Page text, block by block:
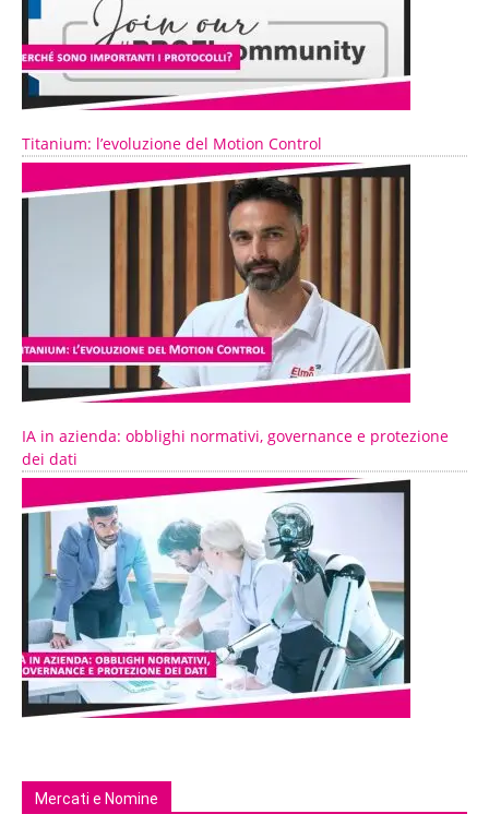
Titanium: l’evoluzione del Motion Control
IA in azienda: obblighi normativi, governance e protezione
dei dati
Mercati e Nomine